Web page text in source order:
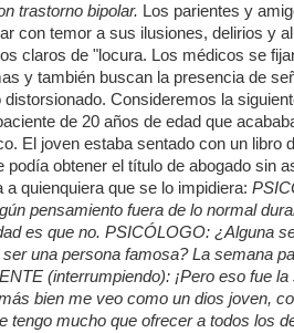
trastorno bipolar. Los parientes y
con temor a sus ilusiones, delirios y
claros de "locura. Los médicos se
y también buscan la presencia de
distorsionado. Consideremos la
de 20 años de edad que
El joven estaba sentado con un libro
podía obtener el título de abogado sin
a quienquiera que se lo impidiera:
pensamiento fuera de lo normal
es que no. PSICÓLOGO: ¿Alguna
una persona famosa? La semana
(interrumpiendo): ¡Pero eso fue
bien me veo como un dios joven,
tengo mucho que ofrecer a todos los